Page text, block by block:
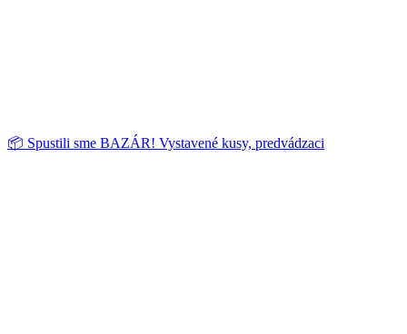
📦 Spustili sme BAZÁR! Vystavené kusy, predvádzaci